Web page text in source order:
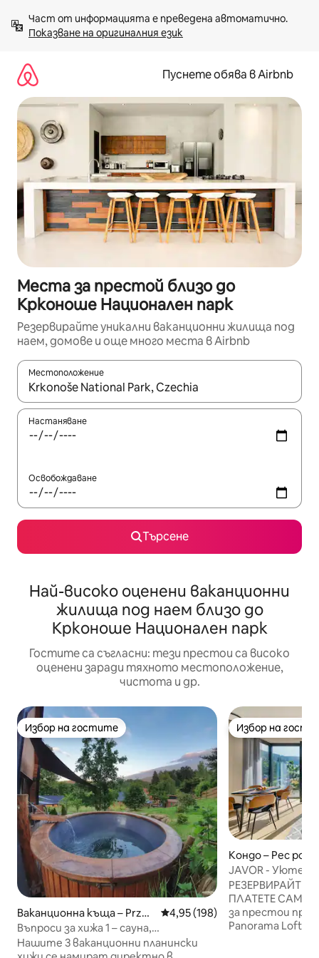
към
съдържанието
Показване на оригиналния език
Пуснете обява в Airbnb
Места за престой близо до
Крконоше Национален парк
Резервирайте уникални ваканционни жилища под
наем, домове и още много места в Airbnb
Местоположение
Когато резултатите се покажат, използвайте
Настаняване
Освобождаване
Търсене
Най-високо оценени ваканционни
жилища под наем близо до
Крконоше Национален парк
Гостите са съгласни: тези престои са високо
оценени заради тяхното местоположение,
чистота и др.
Избор на гостите
Избор на гостите
Ваканционна къща – Przesi
eka
Средна оценка: 4,95 от 5,
4,95 (198)
Въпроси за хижа 1 – сауна,
хидромасажна вана, слънчева
тераса, природа
Нашите 3 ваканционни планински
Избор на
Избор на
Кондо – Pec pod
JAVOR - Уютен
изглед, тераса,
РЕЗЕРВИРАЙТЕ
ПЛАТЕТЕ САМО
за престои
Panorama Lofts